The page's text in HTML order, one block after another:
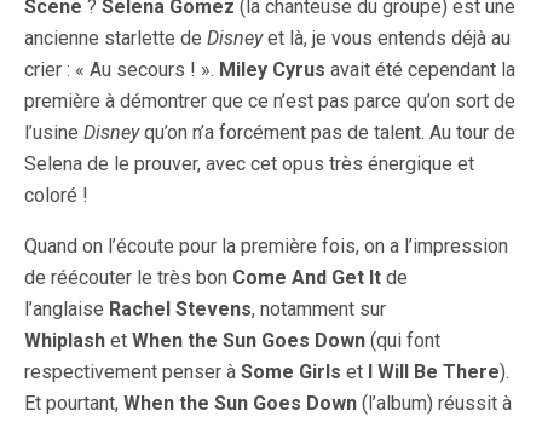
Scene ? Selena Gomez (la chanteuse du groupe) est une
ancienne starlette de Disneyet là, je vous entends déjà au
crier : « Au secours ! ». Miley Cyrus avait été cependant la
première à démontrer que ce n’est pas parce qu’on sort de
l’usine Disneyqu’on n’a forcément pas de talent. Au tour de
Selena de le prouver, avec cet opus très énergique et
coloré !
Quand on l’écoute pour la première fois, on a l’impression
de réécouter le très bon Come And Get It de
l’anglaise Rachel Stevens, notamment sur
Whiplash et When the Sun Goes Down (qui font
respectivement penser à Some Girls et I Will Be There).
Et pourtant, When the Sun Goes Down (l’album) réussit à